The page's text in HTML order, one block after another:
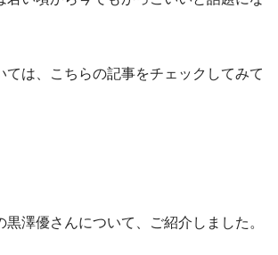
ては、こちらの記事をチェックしてみて
澤優さんについて、ご紹介しました。